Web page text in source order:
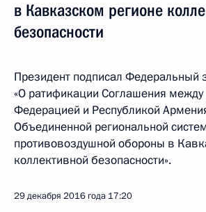
в Кавказском регионе
безопасности
Президент подписал Федеральный
«О ратификации Соглашения между
Федерацией и Республикой
Объединенной региональной
противовоздушной обороны в
коллективной безопасности».
29 декабря 2016 года 17:20